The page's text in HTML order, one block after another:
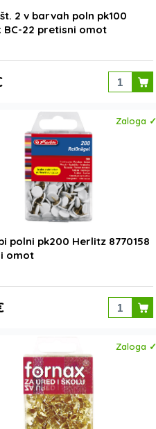
2 v barvah poln pk100
BC-22 pretisni omot
Zaloga ✓
polni pk200 Herlitz 8770158
omot
Zaloga ✓